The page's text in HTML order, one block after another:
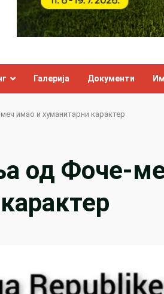
Галерија Документи
имао и хуманитарни карактер
од Фоче-